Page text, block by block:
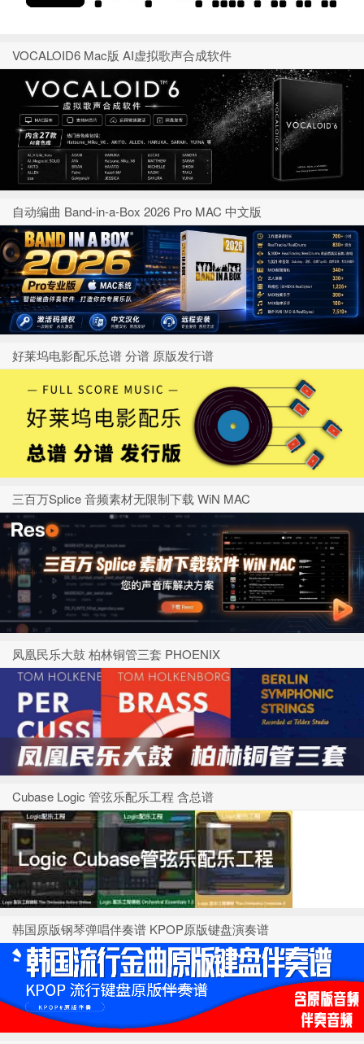
VOCALOID6 Mac版 AI虚拟歌声合成软件
自动编曲 Band-in-a-Box 2026 Pro MAC 中文版
好莱坞电影配乐总谱 分谱 原版发行谱
三百万Splice 音频素材无限制下载 WiN MAC
凤凰民乐大鼓 柏林铜管三套 PHOENIX
Cubase Logic 管弦乐配乐工程 含总谱
韩国原版钢琴弹唱伴奏谱 KPOP原版键盘演奏谱